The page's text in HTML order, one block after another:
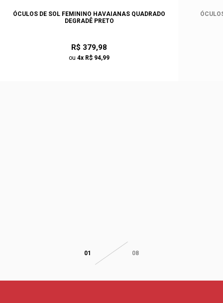
ÓCULOS DE SOL FEMININO HAVAIANAS QUADRADO
DEGRADÊ PRETO
R$ 379,98
ou 4x R$ 94,99
01 08